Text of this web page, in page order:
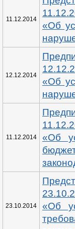
11.12.2014
«Об
12.12.2014
«Об
11.12.2014
«Об
23.10.2014
«Об